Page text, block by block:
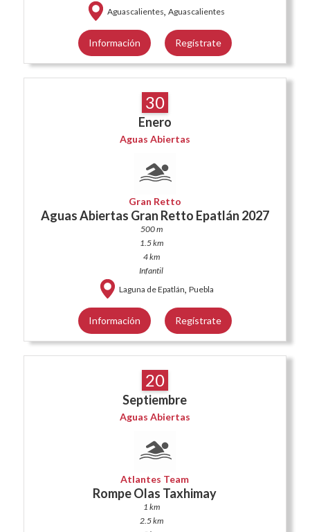
Aguascalientes, Aguascalientes
Información Regístrate
30
Enero
Aguas Abiertas
Gran Retto
Aguas Abiertas Gran Retto Epatlán 2027
500 m
1.5 km
4 km
Infantil
Laguna de Epatlán, Puebla
Información Regístrate
20
Septiembre
Aguas Abiertas
Atlantes Team
Rompe Olas Taxhimay
1 km
2.5 km